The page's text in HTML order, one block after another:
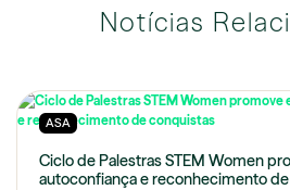
Notícias
ASA
Ciclo de Palestras STEM Women
autoconfiança e reconhecimento